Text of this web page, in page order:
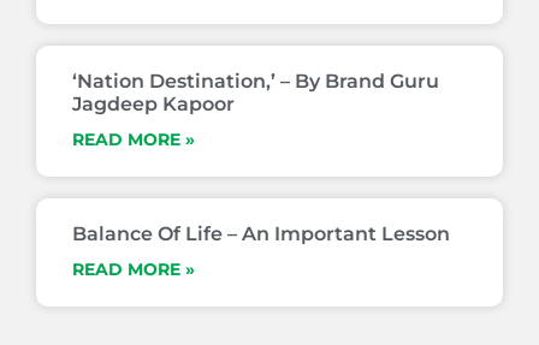
‘Nation Destination,’ – By Brand Guru
Jagdeep Kapoor
READ MORE »
Balance Of Life – An Important Lesson
READ MORE »